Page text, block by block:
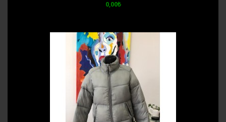
0,00₺